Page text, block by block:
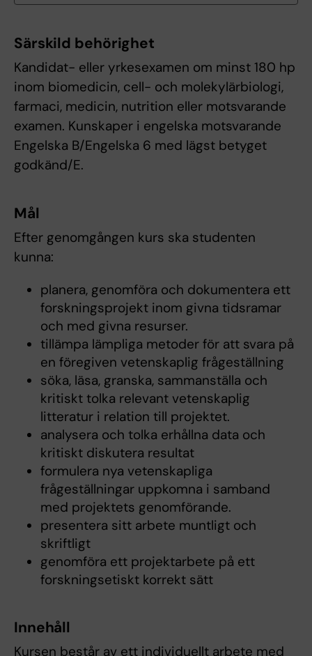
Särskild behörighet
Kandidat- eller yrkesexamen om minst 180 hp
inom biomedicin, cell- och molekylärbiologi,
farmaci, medicin, nutrition eller motsvarande
examen. Kunskaper i engelska motsvarande
Engelska B/Engelska 6 med lägst betyget
godkänd/E.
Mål
Efter genomgången kurs ska studenten
kunna:
planera, genomföra och dokumentera ett
forskningsprojekt inom givna tidsramar
och med givna resurser.
tillämpa lämpliga metoder för att svara på
en föregiven vetenskaplig frågeställning
söka, läsa, granska, sammanställa och
kritiskt tolka relevant vetenskaplig
litteratur i relation till projektet.
analysera och tolka erhållna data och
kritiskt diskutera resultat
formulera nya vetenskapliga
frågeställningar uppkomna i samband
med projektets genomförande.
presentera sitt arbete muntligt och
skriftligt
genomföra ett projektarbete på ett
forskningsetiskt korrekt sätt
Innehåll
Kursen består av ett individuellt arbete med